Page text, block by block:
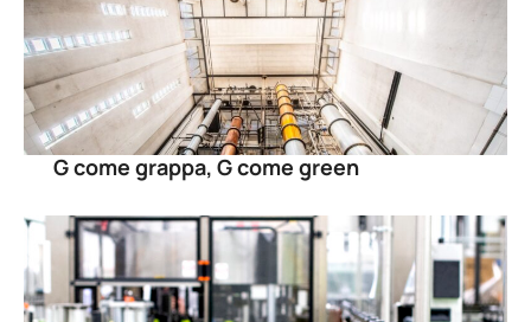
G come grappa, G come green